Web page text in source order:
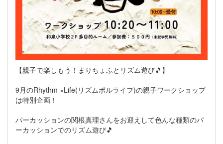
【親子で楽しもう！まりちょふとリズム遊び🎵】
9月のRhythm ×Life(リズムポルライフ)の親子ワークショップ
は特別企画！
パーカッションの関根真理さんをお迎えして色んな種類のパ
ーカッションでのリズム遊び🎵